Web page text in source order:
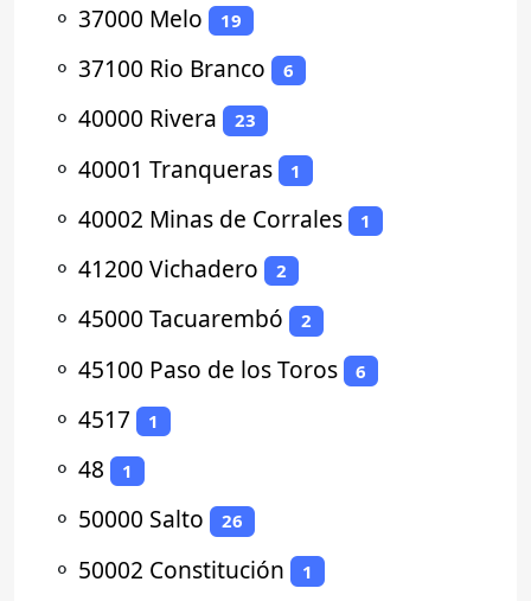
⚬ 37000 Melo 19
⚬ 37100 Rio Branco 6
⚬ 40000 Rivera 23
⚬ 40001 Tranqueras 1
⚬ 40002 Minas de Corrales 1
⚬ 41200 Vichadero 2
⚬ 45000 Tacuarembó 2
⚬ 45100 Paso de los Toros 6
⚬ 4517 1
⚬ 48 1
⚬ 50000 Salto 26
⚬ 50002 Constitución 1